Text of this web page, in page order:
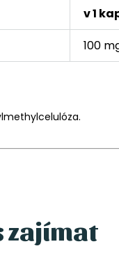
v 1
100
zajímat